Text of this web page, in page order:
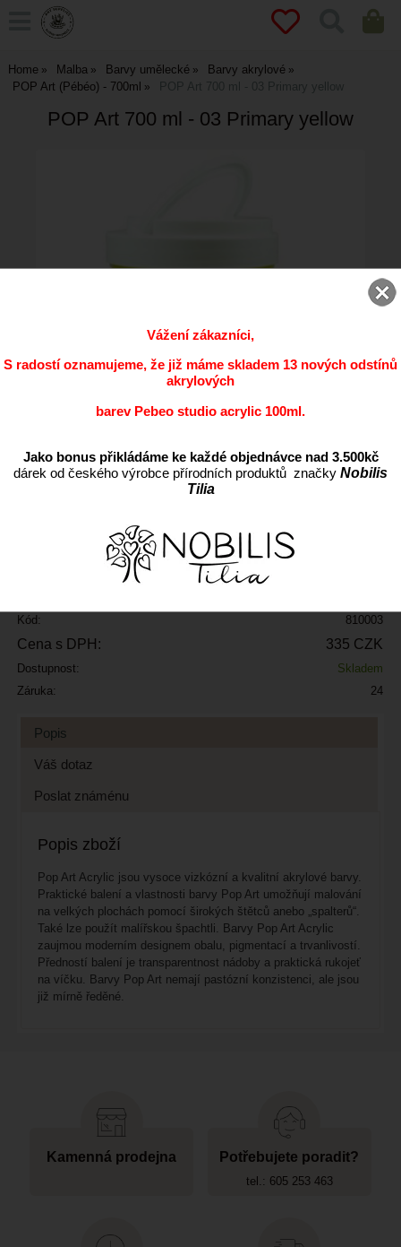
Home Malba Barvy umělecké
Barvy akrylové
POP Art (Pébéo) - 700ml
POP Art 700 ml - 03 Primary yellow
POP Art 700 ml - 03 Primary yellow
ks
Kód: 810003
Cena s DPH: 335 CZK
Dostupnost:
Skladem
Záruka:
24
Popis
Váš dotaz
Poslat známénu
Popis zboží
Pop Art Acrylic jsou vysoce vizkózní a kvalitní akrylové barvy.
Praktické balení a vlastnosti barvy Pop Art umožňují malování
na velkých plochách pomocí širokých štětců anebo „spalterů“.
Také lze použít malířskou špachtli. Barvy Pop Art Acrylic
zaujmou moderním designem obalu, pigmentací a trvanlivostí.
Předností balení je transparentnost nádoby a praktická rukojeť
na víčku. Barvy Pop Art nemají pastózní konzistenci, ale jsou
již mírně ředěné.
Kamenná prodejna Potřebujete poradit?
tel.: 605 253 463
Vážení zákazníci,
S radostí oznamujeme, že již máme skladem 13 nových odstínů
akrylových
barev Pebeo studio acrylic 100ml.
Jako bonus přikládáme ke každé objednávce nad 3.500kč
dárek od českého výrobce přírodních produktů značky Nobilis
Tilia